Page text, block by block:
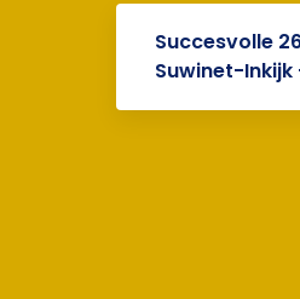
Succesvolle
Suwinet-Inkijk